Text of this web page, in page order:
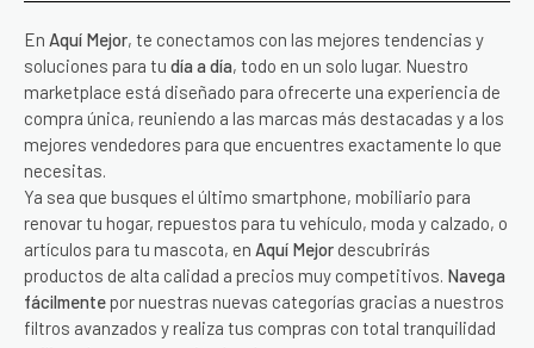
En Aquí Mejor, te conectamos con las mejores tendencias y
soluciones para tu día a día, todo en un solo lugar. Nuestro
marketplace está diseñado para ofrecerte una experiencia de
compra única, reuniendo a las marcas más destacadas y a los
mejores vendedores para que encuentres exactamente lo que
necesitas.
Ya sea que busques el último smartphone, mobiliario para
renovar tu hogar, repuestos para tu vehículo, moda y calzado, o
artículos para tu mascota, en Aquí Mejor descubrirás
productos de alta calidad a precios muy competitivos. Navega
fácilmente por nuestras nuevas categorías gracias a nuestros
filtros avanzados y realiza tus compras con total tranquilidad